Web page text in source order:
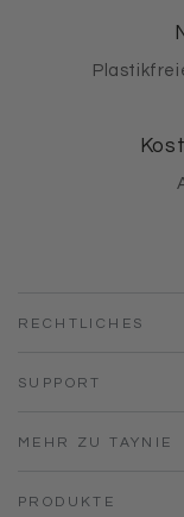
RECHTLICHES
SUPPORT
MEHR ZU TAYNIE
PRODUKTE